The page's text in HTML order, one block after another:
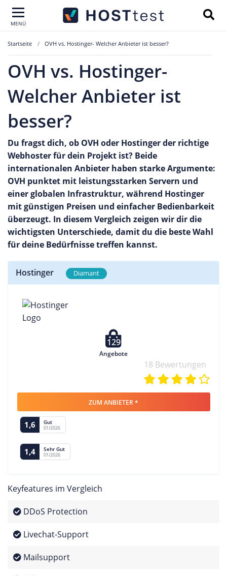
MENÜ
Startseite OVH vs. Hostinger- Welcher Anbieter ist besser?
OVH vs. Hostinger-
Welcher Anbieter ist
besser?
Du fragst dich, ob OVH oder Hostinger der richtige
Webhoster für dein Projekt ist? Beide
internationalen Anbieter haben starke Argumente:
OVH punktet mit leistungsstarken Servern und
einer globalen Infrastruktur, während Hostinger
mit günstigen Preisen und einfacher Bedienbarkeit
überzeugt. In diesem Vergleich zeigen wir dir die
wichtigsten Unterschiede, damit du die beste Wahl
für deine Bedürfnisse treffen kannst.
Hostinger Diamant
129
Angebote
18 Bewertungen
ZUM ANBIETER *
1,6 Gut
01/2026
1,4 Sehr Gut
01/2026
Keyfeatures im Vergleich
DDoS Protection
Livechat-Support
Mailsupport